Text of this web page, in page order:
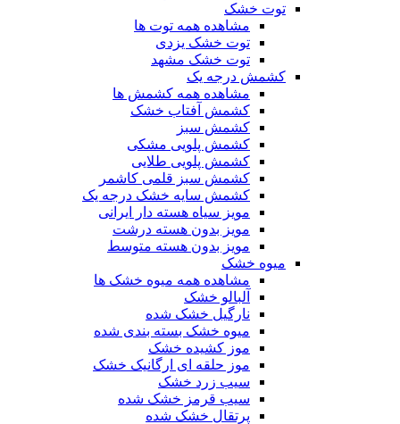
توت خشک
مشاهده همه توت ها
توت خشک یزدی
توت خشک مشهد
کشمش درجه یک
مشاهده همه کشمش ها
کشمش آفتاب خشک
کشمش سبز
کشمش پلویی مشکی
کشمش پلویی طلایی
کشمش سبز قلمی کاشمر
کشمش سایه خشک درجه یک
مویز سیاه هسته دار ایرانی
مویز بدون هسته درشت
مویز بدون هسته متوسط
میوه خشک
مشاهده همه میوه خشک ها
آلبالو خشک
نارگیل خشک شده
میوه خشک بسته بندی شده
موز کشیده خشک
موز حلقه ای ارگانیک خشک
سیب زرد خشک
سیب قرمز خشک شده
پرتقال خشک شده